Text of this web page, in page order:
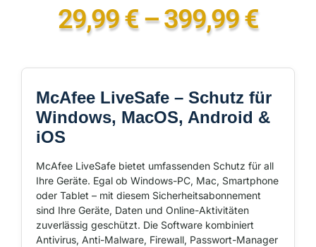
29,99€–399,99€
McAfee LiveSafe – Schutz für
Windows, MacOS, Android &
iOS
McAfee LiveSafe bietet umfassenden Schutz für all
Ihre Geräte. Egal ob Windows-PC, Mac, Smartphone
oder Tablet – mit diesem Sicherheitsabonnement
sind Ihre Geräte, Daten und Online-Aktivitäten
zuverlässig geschützt. Die Software kombiniert
Antivirus, Anti-Malware, Firewall, Passwort-Manager